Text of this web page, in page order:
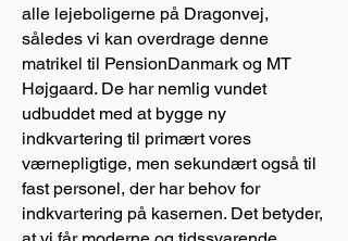
alle lejeboligerne på Dragonvej,
således vi kan overdrage denne
matrikel til PensionDanmark og MT
Højgaard. De har nemlig vundet
udbuddet med at bygge ny
indkvartering til primært vores
værnepligtige, men sekundært også til
fast personel, der har behov for
indkvartering på kasernen. Det betyder,